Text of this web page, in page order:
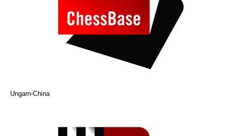
Ungarn-China